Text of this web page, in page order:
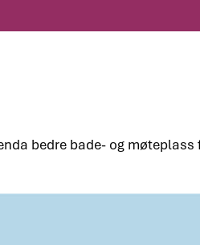
bedre bade- og